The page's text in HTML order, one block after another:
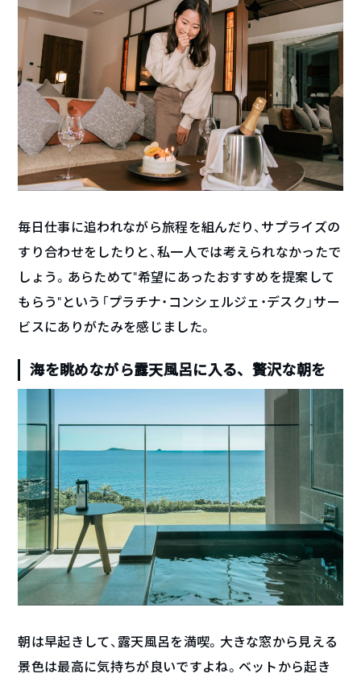
毎日仕事に追われながら旅程を組んだり、サプライズの
すり合わせをしたりと、私一人では考えられなかったで
しょう。あらためて”希望にあったおすすめを提案して
もらう”という「プラチナ・コンシェルジェ・デスク」サー
ビスにありがたみを感じました。
海を眺めながら露天風呂に入る、贅沢な朝を
朝は早起きして、露天風呂を満喫。大きな窓から見える
景色は最高に気持ちが良いですよね。ベットから起き